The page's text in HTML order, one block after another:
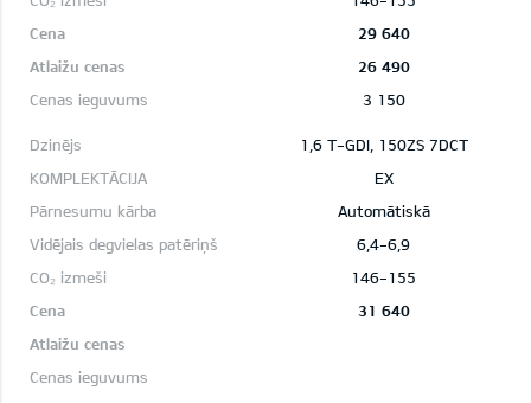
29 640
26 490
3 150
1,6 T-GDI, 150ZS 7DCT
EX
Automātiskā
6,4-6,9
146-155
31 640